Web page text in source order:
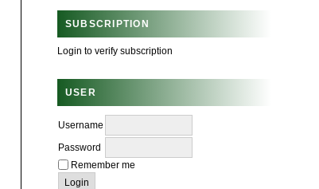
SUBSCRIPTION
Login to verify subscription
USER
Username
Password
Remember me